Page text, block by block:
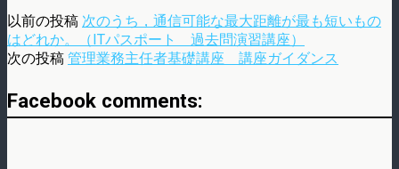
以前の投稿 次のうち，通信可能な最大距離が最も短いもの
はどれか。（ITパスポート 過去問演習講座）
次の投稿 管理業務主任者基礎講座 講座ガイダンス
Facebook comments: